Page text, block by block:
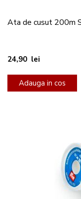
Ata de cusut 200m
24,90 lei
Adauga in cos